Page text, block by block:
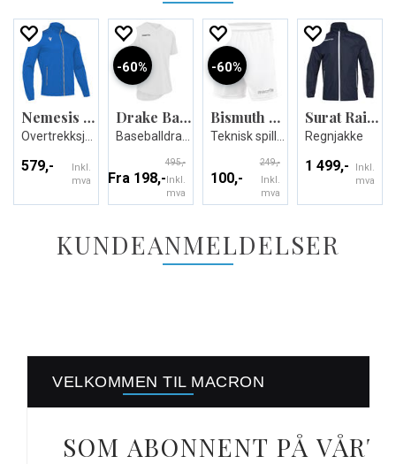
Nemesis Full Zip Top
579,-
Inkl.
mva
60%
Drake Baseball Jersey
Fra 198,-Inkl.
mva
495,-
60%
Bismuth Match Day Short
100,-
Inkl.
mva
249,-
Surat Rain Jacket Waterproof
Regnjakke
1 499,-
Inkl.
mva
KUNDEANMELDELSER
VELKOMMEN TIL MACRON
SOM ABONNENT PÅ VÅRT